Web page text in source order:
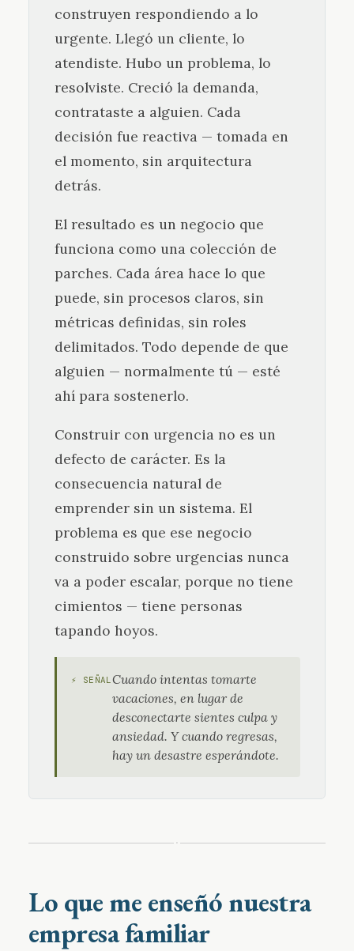
construyen respondiendo a lo
urgente. Llegó un cliente, lo
atendiste. Hubo un problema, lo
resolviste. Creció la demanda,
contrataste a alguien. Cada
decisión fue reactiva — tomada en
el momento, sin arquitectura
detrás.
El resultado es un negocio que
funciona como una colección de
parches. Cada área hace lo que
puede, sin procesos claros, sin
métricas definidas, sin roles
delimitados. Todo depende de que
alguien — normalmente tú — esté
ahí para sostenerlo.
Construir con urgencia no es un
defecto de carácter. Es la
consecuencia natural de
emprender sin un sistema. El
problema es que ese negocio
construido sobre urgencias nunca
va a poder escalar, porque no tiene
cimientos — tiene personas
tapando hoyos.
⚡ SEÑAL Cuando intentas tomarte
vacaciones, en lugar de
desconectarte sientes culpa y
ansiedad. Y cuando regresas,
hay un desastre esperándote.
·
Lo que me enseñó nuestra
empresa familiar